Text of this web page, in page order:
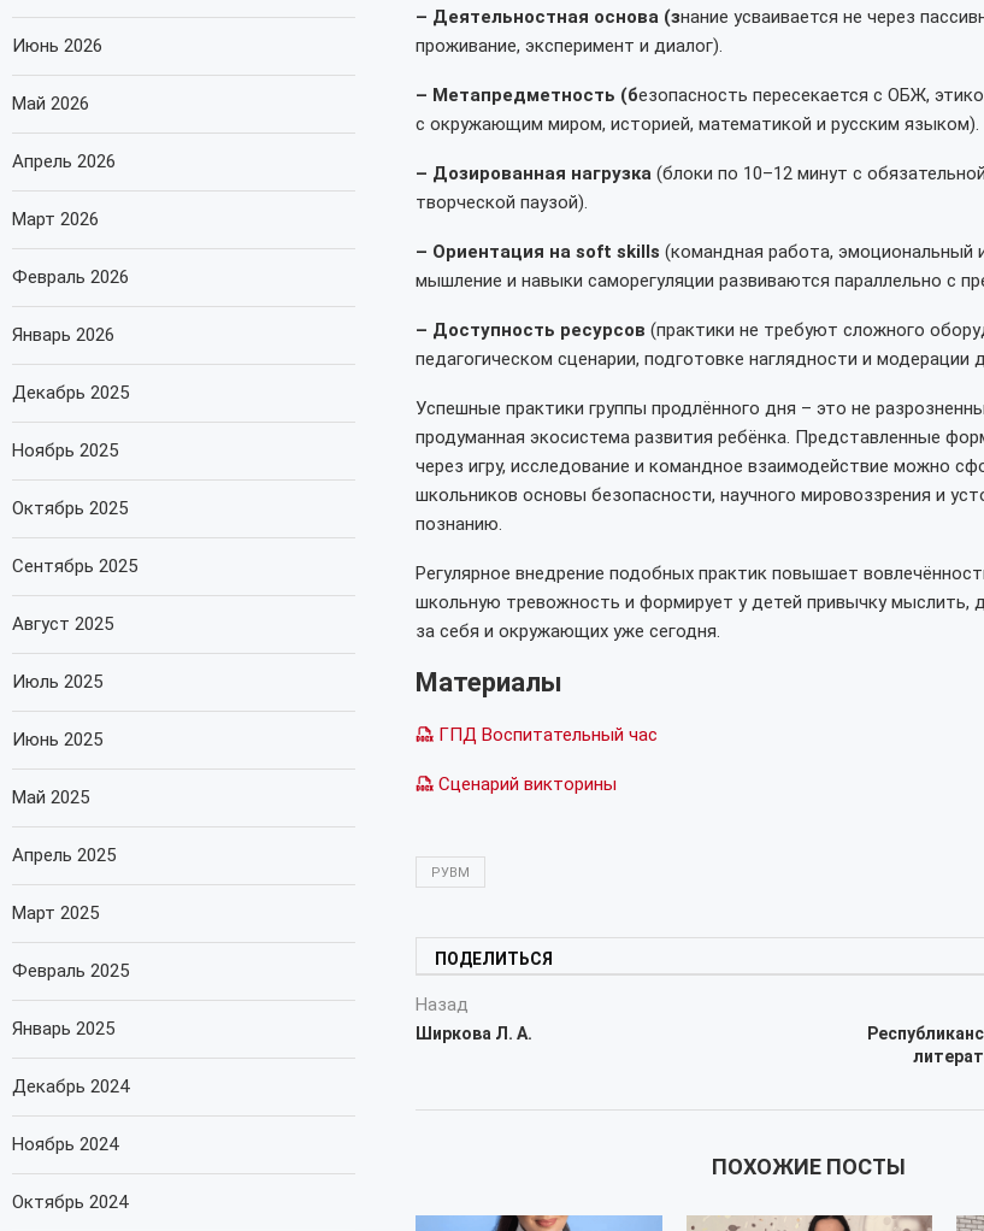
– Деятельностная основа (знание усваивается не через
проживание, эксперимент и диалог).
– Метапредметность (безопасность пересекается с ОБЖ,
с окружающим миром, историей, математикой и русским языком).
– Дозированная нагрузка (блоки по 10–12 минут с
творческой паузой).
– Ориентация на soft skills (командная работа, эмоциональный
мышление и навыки саморегуляции развиваются параллельно с
– Доступность ресурсов (практики не требуют сложного
педагогическом сценарии, подготовке наглядности и модерации
Успешные практики группы продлённого дня – это не
продуманная экосистема развития ребёнка. Представленные
через игру, исследование и командное взаимодействие можно
школьников основы безопасности, научного мировоззрения и
познанию.
Регулярное внедрение подобных практик повышает
школьную тревожность и формирует у детей привычку мыслить,
за себя и окружающих уже сегодня.
Материалы
ГПД Воспитательный час
Сценарий викторины
РУВМ
ПОДЕЛИТЬСЯ
Назад
Ширкова Л. А.
ПОХОЖИЕ ПОСТЫ
Июнь 2026
Май 2026
Апрель 2026
Март 2026
Февраль 2026
Январь 2026
Декабрь 2025
Ноябрь 2025
Октябрь 2025
Сентябрь 2025
Август 2025
Июль 2025
Июнь 2025
Май 2025
Апрель 2025
Март 2025
Февраль 2025
Январь 2025
Декабрь 2024
Ноябрь 2024
Октябрь 2024